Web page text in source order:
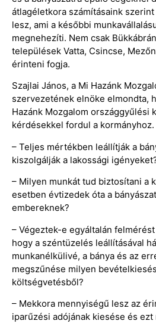
átlagéletkora számításaink
lesz, ami a későbbi
megnehezíti. Nem csak
települések Vatta, Csincse,
érinteni fogja.
Szajlai János, a Mi Hazánk
szervezetének elnöke elmondta,
Hazánk Mozgalom országgyűlési
kérdésekkel fordul a kormányhoz.
– Teljes mértékben leállítják a
kiszolgálják a lakossági
– Milyen munkát tud biztosítani a
esetben évtizedek óta a
embereknek?
– Végeztek-e egyáltalán
hogy a széntüzelés leállításával
munkanélkülivé, a bánya és az
megszűnése milyen
költségvetésből?
– Mekkora mennyiségű lesz az
iparűzési adójának kiesése és